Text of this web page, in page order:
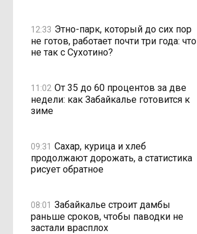
12:33 Этно-парк, который до сих пор
не готов, работает почти три года: что
не так с Сухотино?
11:02 От 35 до 60 процентов за две
недели: как Забайкалье готовится к
зиме
09:31 Сахар, курица и хлеб
продолжают дорожать, а статистика
рисует обратное
08:01 Забайкалье строит дамбы
раньше сроков, чтобы паводки не
застали врасплох